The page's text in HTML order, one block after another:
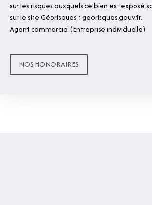
sur les risques auxquels ce bien est exposé
sur le site Géorisques : georisques.gouv.fr.
Agent commercial (Entreprise individuelle)
NOS HONORAIRES